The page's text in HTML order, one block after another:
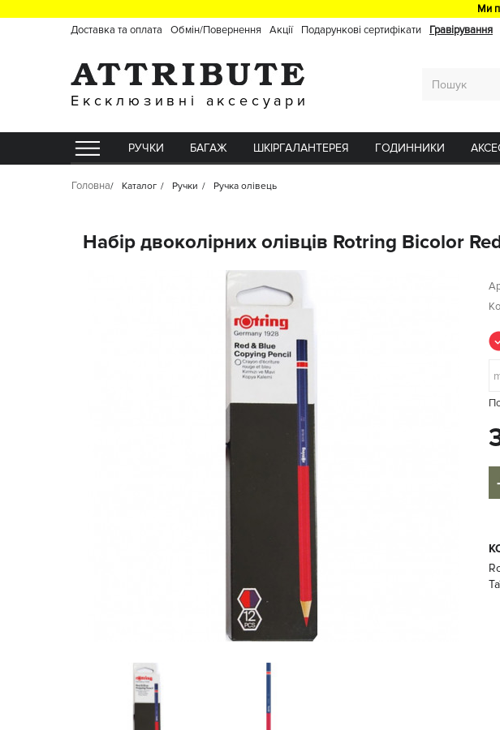
Ми
Доставка та оплата Обмін/Повернення Акції Подарункові сертифікати Гравірування
Ексклюзивні аксесуари
РУЧКИ БАГАЖ ШКІРГАЛАНТЕРЕЯ ГОДИННИКИ
Головна Каталог Ручки Ручка олівець
Набір двоколірних олівців Rotring Bicolor